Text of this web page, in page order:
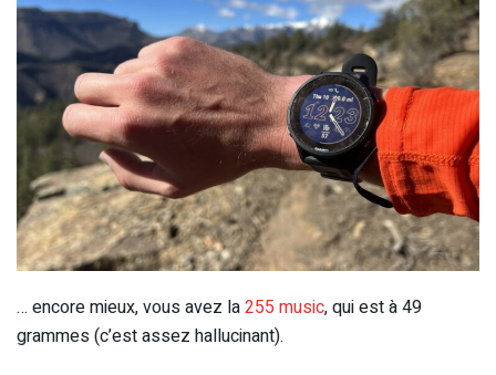
… encore mieux, vous avez la255 music, qui est à 49
grammes (c’est assez hallucinant).